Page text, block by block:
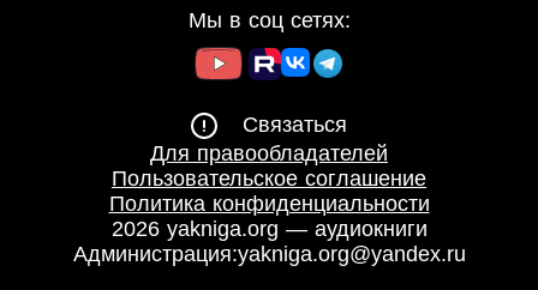
Мы в соц сетях:
Связаться
Для правообладателей
Пользовательское соглашение
Политика конфиденциальности
2026 yakniga.org — аудиокниги
Администрация:yakniga.org@yandex.ru